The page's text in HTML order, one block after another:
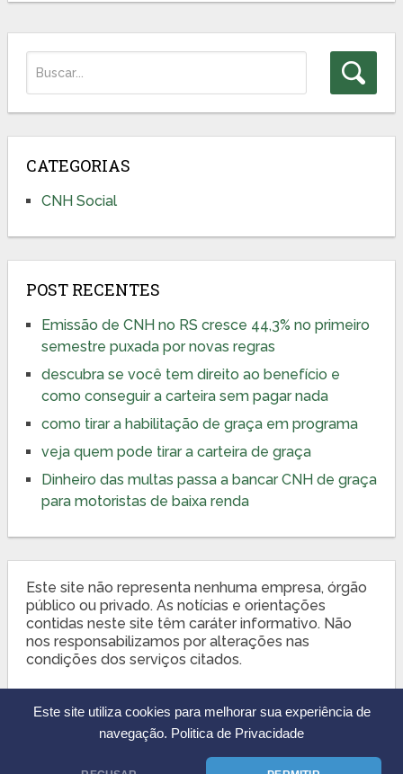
Este site utiliza cookies para melhorar sua experiência de
navegação. Politica de Privacidade
CATEGORIAS
CNH Social
POST RECENTES
Emissão de CNH no RS cresce 44,3% no primeiro
semestre puxada por novas regras
descubra se você tem direito ao benefício e
como conseguir a carteira sem pagar nada
como tirar a habilitação de graça em programa
veja quem pode tirar a carteira de graça
Dinheiro das multas passa a bancar CNH de graça
para motoristas de baixa renda
Este site não representa nenhuma empresa, órgão
público ou privado. As notícias e orientações
contidas neste site têm caráter informativo. Não
nos responsabilizamos por alterações nas
condições dos serviços citados.